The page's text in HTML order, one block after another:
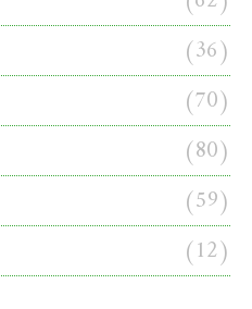
(36)
(70)
(80)
(59)
(12)